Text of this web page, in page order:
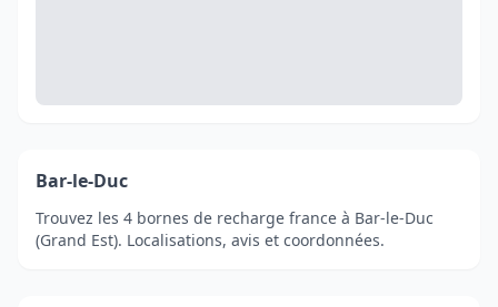
Bar-le-Duc
Trouvez les 4 bornes de recharge france à Bar-le-Duc
(Grand Est). Localisations, avis et coordonnées.